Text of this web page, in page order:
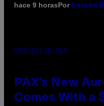
hace 9 horasPor Lauren
COURTESY OF PAX
PAX’s New
Comes With a